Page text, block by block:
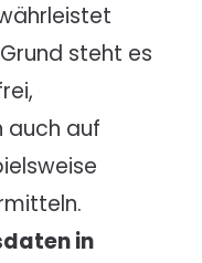
steht es
auch auf
in